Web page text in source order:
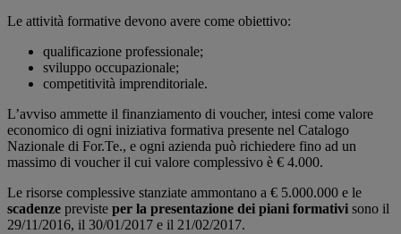
Le attività formative devono avere come obiettivo:
qualificazione professionale;
sviluppo occupazionale;
competitività imprenditoriale.
L’avviso ammette il finanziamento di voucher, intesi come valore
economico di ogni iniziativa formativa presente nel Catalogo
Nazionale di For.Te., e ogni azienda può richiedere fino ad un
massimo di voucher il cui valore complessivo è € 4.000.
Le risorse complessive stanziate ammontano a € 5.000.000 e le
scadenze previste per la presentazione dei piani formativi sono il
29/11/2016, il 30/01/2017 e il 21/02/2017.